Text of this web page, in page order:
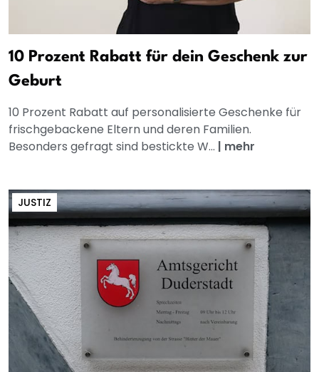
10 Prozent Rabatt für dein Geschenk zur
Geburt
10 Prozent Rabatt auf personalisierte Geschenke für
frischgebackene Eltern und deren Familien.
Besonders gefragt sind bestickte W... | mehr
JUSTIZ